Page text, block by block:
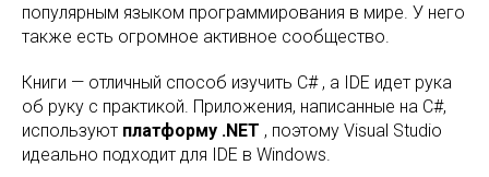
популярным языком программирования в мире. У него
также есть огромное активное сообщество.
Книги — отличный способ изучить C# , а IDE идет рука
об руку с практикой. Приложения, написанные на C#,
используют платформу .NET , поэтому Visual Studio
идеально подходит для IDE в Windows.